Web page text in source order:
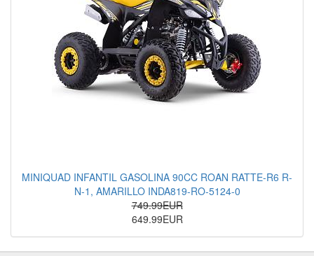
MINIQUAD INFANTIL GASOLINA 90CC ROAN RATTE-R6 R-
N-1, AMARILLO INDA819-RO-5124-0
749.99EUR
649.99EUR